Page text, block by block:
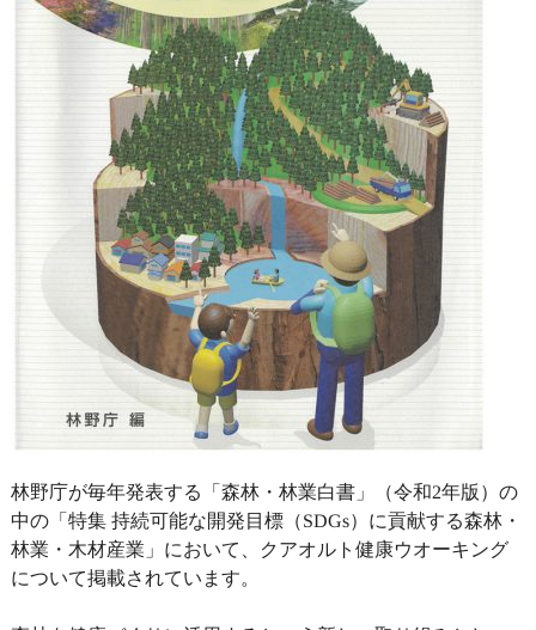
林野庁が毎年発表する「森林・林業白書」（令和2年版）の
中の「特集 持続可能な開発目標（SDGs）に貢献する森林・
林業・木材産業」において、クアオルト健康ウオーキング
について掲載されています。